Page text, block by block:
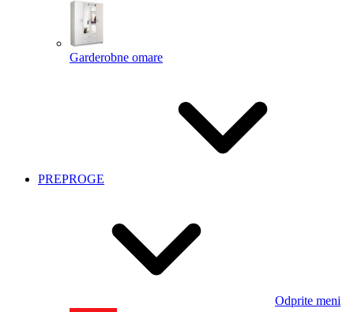
Garderobne omare
PREPROGE
Odprite meni